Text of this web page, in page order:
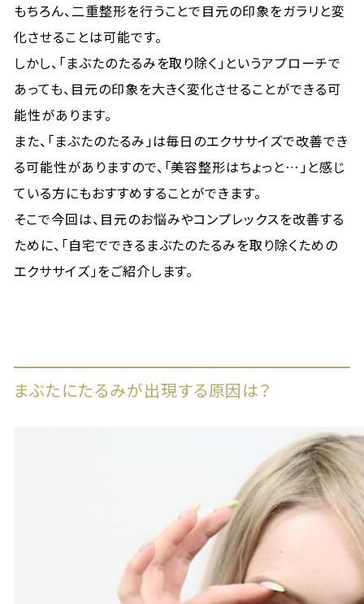
もちろん、二重整形を行うことで目元の印象をガラリと変
化させることは可能です。
しかし、「まぶたのたるみを取り除く」というアプローチで
あっても、目元の印象を大きく変化させることができる可
能性があります。
また、「まぶたのたるみ」は毎日のエクササイズで改善でき
る可能性がありますので、「美容整形はちょっと…」と感じ
ている方にもおすすめすることができます。
そこで今回は、目元のお悩みやコンプレックスを改善する
ために、「自宅でできるまぶたのたるみを取り除くための
エクササイズ」をご紹介します。
まぶたにたるみが出現する原因は？